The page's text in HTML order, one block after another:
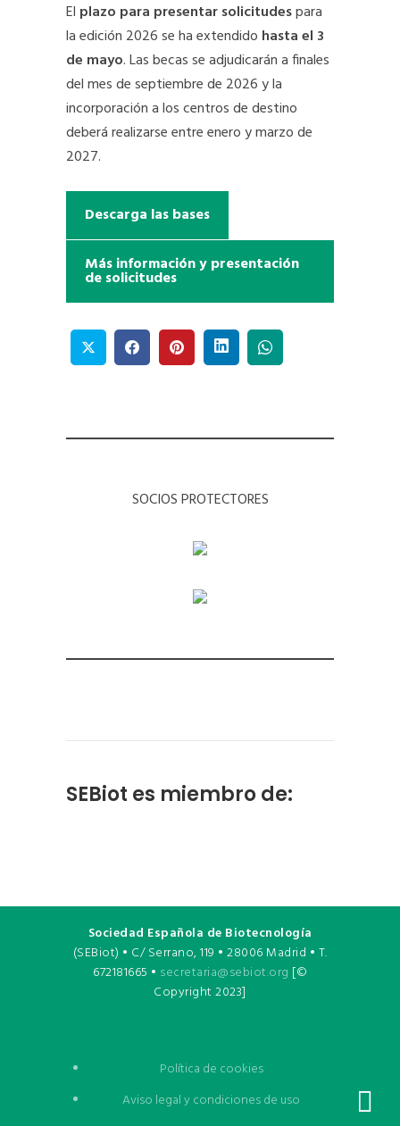
El plazo para presentar solicitudespara
la edición 2026 se ha extendido hasta el 3
de mayo. Las becas se adjudicarán a finales
del mes de septiembre de 2026 y la
incorporación a los centros de destino
deberá realizarse entre enero y marzo de
2027.
Descarga las bases
Más información y presentación
de solicitudes
SOCIOS PROTECTORES
SEBiot es miembro de:
Sociedad Española de Biotecnología
(SEBiot) • C/ Serrano, 119 • 28006 Madrid • T.
672181665 • secretaria@sebiot.org [©
Copyright 2023]
Política de cookies
Aviso legal y condiciones de uso